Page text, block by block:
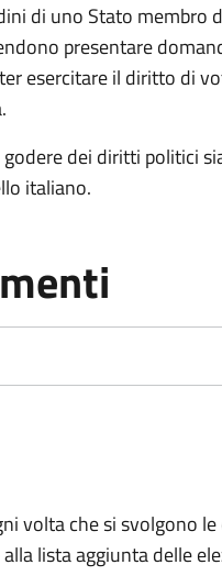
di uno Stato membro
presentare
esercitare il diritto di
godere dei diritti politici
italiano.
volta che si svolgono
lista aggiunta delle